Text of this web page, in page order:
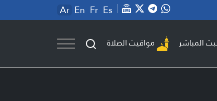
Ar En Fr Es
المباشر مواقيت الصلاة